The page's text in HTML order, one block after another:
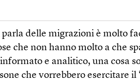
parla delle migrazioni è molto
che non hanno molto a che
e analitico, una cosa
che vorrebbero esercitare